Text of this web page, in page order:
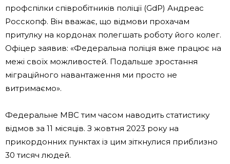
профспілки співробітників поліції (GdP) Андреас
Росскопф. Він вважає, що відмови прохачам
притулку на кордонах полегшать роботу його колег.
Офіцер заявив: «Федеральна поліція вже працює на
межі своїх можливостей. Подальше зростання
міграційного навантаження ми просто не
витримаємо».
Федеральне МВС тим часом наводить статистику
відмов за 11 місяців. З жовтня 2023 року на
прикордонних пунктах із цим зіткнулися приблизно
30 тисяч людей.